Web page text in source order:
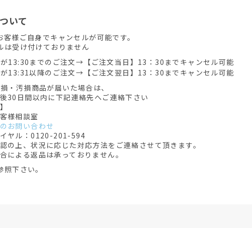
いて
様ご自身でキャンセルが可能です。
受け付けておりません
が13:30までのご注文→【ご注文当日】13：30までキャンセル可能
が13:31以降のご注文→【ご注文翌日】13：30までキャンセル可能
・汚損商品が届いた場合は、
30日間以内に下記連絡先へご連絡下さい
様相談室
お問い合わせ
ヤル：0120-201-594
の上、状況に応じた対応方法をご連絡させて頂きます。
による返品は承っておりません。
照下さい。